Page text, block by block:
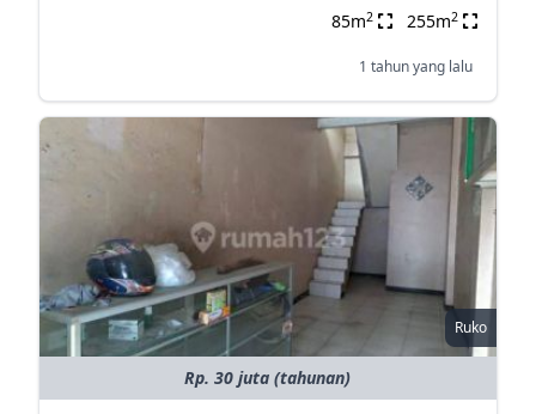
85m2 255m2
1 tahun yang lalu
Ruko
Rp. 30 juta (tahunan)